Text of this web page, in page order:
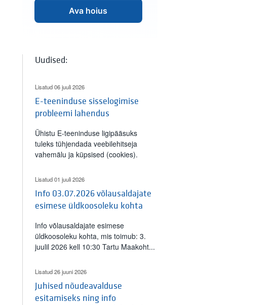
Ava hoius
Uudised:
Lisatud 06 juuli 2026
E-teeninduse sisselogimise
probleemi lahendus
Ühistu E-teeninduse ligipääsuks
tuleks tühjendada veebilehitseja
vahemälu ja küpsised (cookies).
Lisatud 01 juuli 2026
Info 03.07.2026 võlausaldajate
esimese üldkoosoleku kohta
Info võlausaldajate esimese
üldkoosoleku kohta, mis toimub: 3.
juulil 2026 kell 10:30 Tartu Maakoht...
Lisatud 26 juuni 2026
Juhised nõudeavalduse
esitamiseks ning info